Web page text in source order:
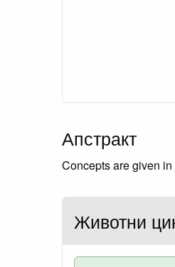
Апстракт
Concepts are given
Животни